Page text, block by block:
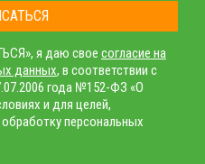
я даю свое согласие на
данных, в соответствии с
года №152-ФЗ «О
и для целей,
персональных